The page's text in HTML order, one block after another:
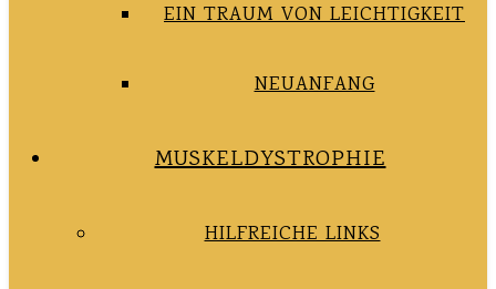
EIN TRAUM VON LEICHTIGKEIT
NEUANFANG
MUSKELDYSTROPHIE
HILFREICHE LINKS